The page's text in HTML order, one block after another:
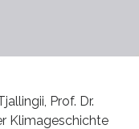
Prof. Dr.
Klimageschichte